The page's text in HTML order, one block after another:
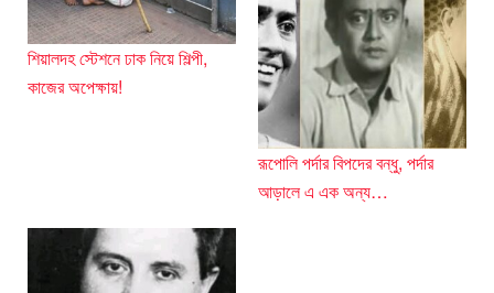
শিয়ালদহ স্টেশনে ঢাক নিয়ে শিল্পী,
কাজের অপেক্ষায়!
রূপোলি পর্দার বিপদের বন্ধু, পর্দার
আড়ালে এ এক অন্য…